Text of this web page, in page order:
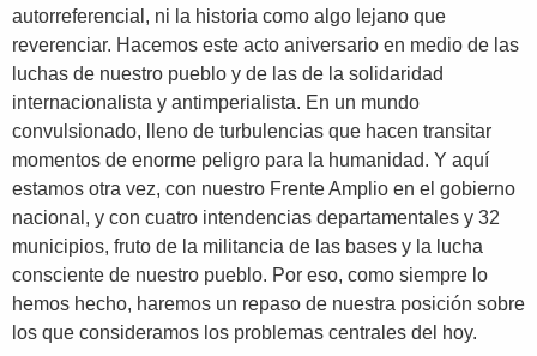
autorreferencial, ni la historia como algo lejano que
reverenciar. Hacemos este acto aniversario en medio de las
luchas de nuestro pueblo y de las de la solidaridad
internacionalista y antimperialista. En un mundo
convulsionado, lleno de turbulencias que hacen transitar
momentos de enorme peligro para la humanidad. Y aquí
estamos otra vez, con nuestro Frente Amplio en el gobierno
nacional, y con cuatro intendencias departamentales y 32
municipios, fruto de la militancia de las bases y la lucha
consciente de nuestro pueblo. Por eso, como siempre lo
hemos hecho, haremos un repaso de nuestra posición sobre
los que consideramos los problemas centrales del hoy.